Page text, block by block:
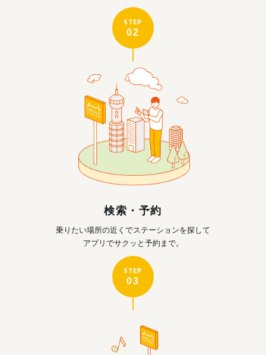
STEP
02
検索・予約
乗りたい場所の近くでステーションを探して
アプリでサクッと予約まで。
STEP
03